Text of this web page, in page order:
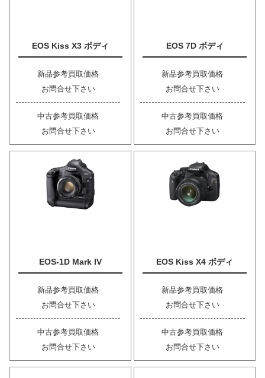
EOS Kiss X3 ボディ
新品参考買取価格
お問合せ下さい
中古参考買取価格
お問合せ下さい
EOS 7D ボディ
新品参考買取価格
お問合せ下さい
中古参考買取価格
お問合せ下さい
EOS-1D Mark IV
新品参考買取価格
お問合せ下さい
中古参考買取価格
お問合せ下さい
EOS Kiss X4 ボディ
新品参考買取価格
お問合せ下さい
中古参考買取価格
お問合せ下さい